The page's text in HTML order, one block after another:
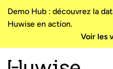
Demo Hub : découvrez la
Huwise en action.
Voir les